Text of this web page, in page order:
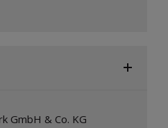
GmbH & Co. KG